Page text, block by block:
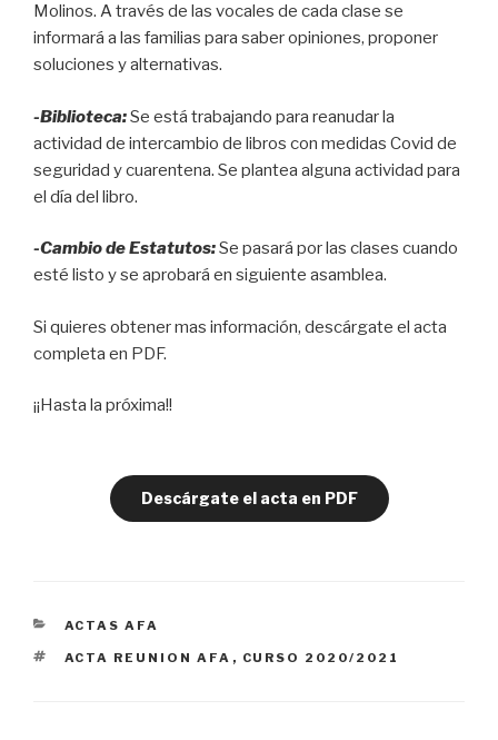
Molinos. A través de las vocales de cada clase se
informará a las familias para saber opiniones, proponer
soluciones y alternativas.
-Biblioteca:Se está trabajando para reanudar la
actividad de intercambio de libros con medidas Covid de
seguridad y cuarentena. Se plantea alguna actividad para
el día del libro.
-Cambio de Estatutos:Se pasará por las clases cuando
esté listo y se aprobará en siguiente asamblea.
Si quieres obtener mas información, descárgate el acta
completa en PDF.
¡¡Hasta la próxima!!
Descárgate el acta en PDF
CATEGORÍAS
ACTAS AFA
ETIQUETAS
ACTA REUNION AFA , CURSO 2020/2021